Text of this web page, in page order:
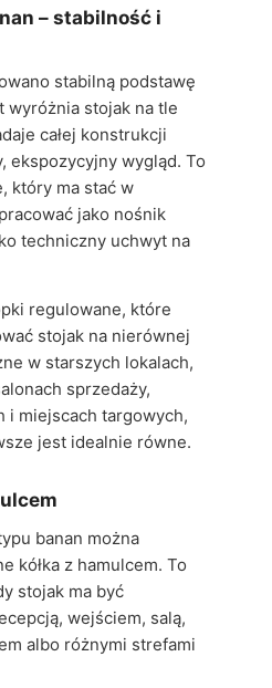
– stabilność i
stabilną podstawę
wyróżnia stojak na tle
całej konstrukcji
ekspozycyjny wygląd. To
który ma stać w
jako nośnik
techniczny uchwyt na
regulowane, które
stojak na nierównej
w starszych lokalach,
sprzedaży,
i miejscach targowych,
jest idealnie równe.
banan można
kółka z hamulcem. To
stojak ma być
wejściem, salą,
albo różnymi strefami